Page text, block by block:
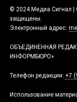
© 2024 Медиа Сигнал |
защищены.
Электронный адрес:
ОБЪЕДИНЕННАЯ
ИНФОРМБЮРО»
Телефон редакции: +7
Использование